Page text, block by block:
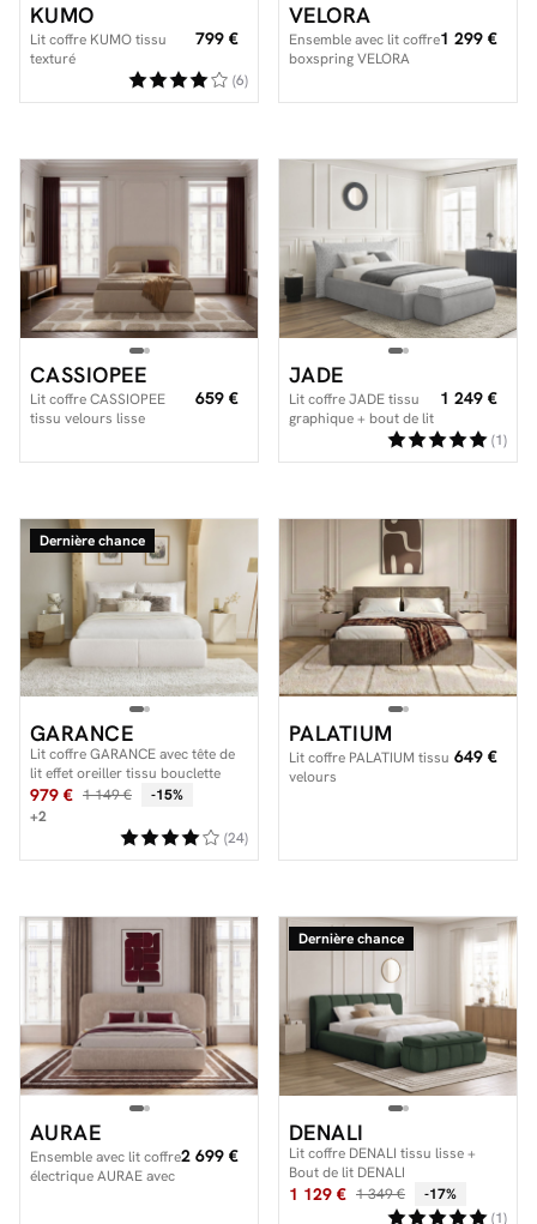
KUMO
Lit coffre KUMO tissu
texturé
799 €
(6)
VELORA
Ensemble avec lit coffre
boxspring VELORA
1 299 €
CASSIOPEE
Lit coffre CASSIOPEE
tissu velours lisse
659 €
JADE
Lit coffre JADE tissu
graphique + bout de lit
JADE Edition Limitée
1 249 €
(1)
Dernière chance
GARANCE
Lit coffre GARANCE avec tête de
lit effet oreiller tissu bouclette
979 € 1 149 €
-15%
+2
(24)
PALATIUM
Lit coffre PALATIUM tissu
velours
649 €
AURAE
Ensemble avec lit coffre
électrique AURAE avec
2 699 €
Dernière chance
DENALI
Lit coffre DENALI tissu lisse +
Bout de lit DENALI
1 129 € 1 349 €
-17%
(1)